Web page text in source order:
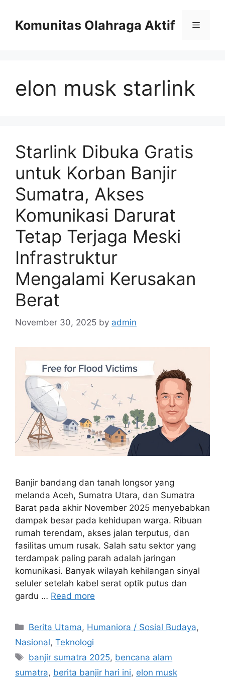
contentKomunitas Olahraga Aktif Menu
elon musk starlink
Starlink Dibuka Gratis
untuk Korban Banjir
Sumatra, Akses
Komunikasi Darurat
Tetap Terjaga Meski
Infrastruktur
Mengalami Kerusakan
Berat
November 30, 2025 by admin
Banjir bandang dan tanah longsor yang
melanda Aceh, Sumatra Utara, dan Sumatra
Barat pada akhir November 2025 menyebabkan
dampak besar pada kehidupan warga. Ribuan
rumah terendam, akses jalan terputus, dan
fasilitas umum rusak. Salah satu sektor yang
terdampak paling parah adalah jaringan
komunikasi. Banyak wilayah kehilangan sinyal
seluler setelah kabel serat optik putus dan
gardu … Read more
C
a
e
Berita Utama, Humaniora / Sosial Budaya,
Nasional, Teknologi
T
a
banjir sumatra 2025, bencana alam
sumatra, berita banjir hari ini, elon musk